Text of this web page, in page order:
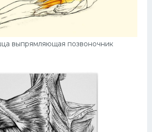
выпрямляющая позвоночник